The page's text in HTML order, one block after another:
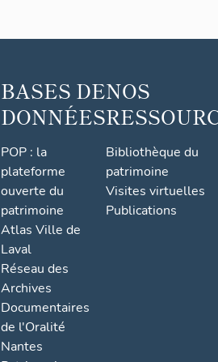
BASES DE
DONNÉES
POP : la
plateforme
ouverte du
patrimoine
Atlas Ville de
Laval
Réseau des
Archives
Documentaires
de l'Oralité
Nantes
NOS
Bibliothèque du
patrimoine
Visites virtuelles
Publications